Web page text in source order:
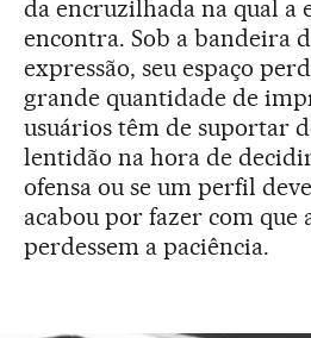
da encruzilhada na qual a
encontra. Sob a bandeira
expressão, seu espaço
grande quantidade de
usuários têm de suportar
lentidão na hora de
ofensa ou se um perfil
acabou por fazer com que
perdessem a paciência.